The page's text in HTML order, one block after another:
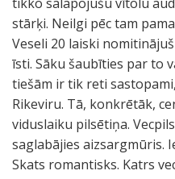
stārķi. Neilgi pēc tam
Veseli 20 laiski
īsti. Sāku šaubīties par to
tiešām ir tik reti
Rikeviru. Tā, konkrētāk,
viduslaiku pilsētiņa.
saglabājies aizsargmūris.
Skats romantisks. Katrs